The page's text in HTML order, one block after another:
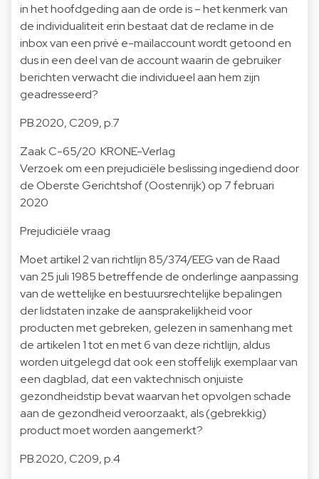
in het hoofdgeding aan de orde is – het kenmerk van
de individualiteit erin bestaat dat de reclame in de
inbox van een privé e-mailaccount wordt getoond en
dus in een deel van de account waarin de gebruiker
berichten verwacht die individueel aan hem zijn
geadresseerd?
PB.2020, C209, p.7
Zaak C-65/20 KRONE-Verlag
Verzoek om een prejudiciële beslissing ingediend door
de Oberste Gerichtshof (Oostenrijk) op 7 februari
2020
Prejudiciële vraag
Moet artikel 2 van richtlijn 85/374/EEG van de Raad
van 25 juli 1985 betreffende de onderlinge aanpassing
van de wettelijke en bestuursrechtelijke bepalingen
der lidstaten inzake de aansprakelijkheid voor
producten met gebreken, gelezen in samenhang met
de artikelen 1 tot en met 6 van deze richtlijn, aldus
worden uitgelegd dat ook een stoffelijk exemplaar van
een dagblad, dat een vaktechnisch onjuiste
gezondheidstip bevat waarvan het opvolgen schade
aan de gezondheid veroorzaakt, als (gebrekkig)
product moet worden aangemerkt?
PB.2020, C209, p.4